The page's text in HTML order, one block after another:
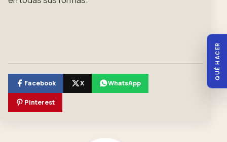
QUÉ HACER
Facebook X WhatsApp
Pinterest